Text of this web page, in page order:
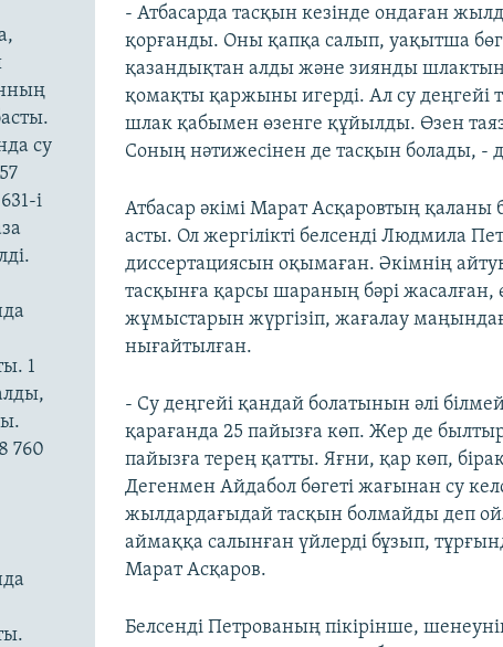
су
і
1
760
- Атбасарда тасқын кезінде ондаған
қорғанды. Оны қапқа салып, уақытша
қазандықтан алды және зиянды
қомақты қаржыны игерді. Ал су деңгейі
шлак қабымен өзенге құйылды. Өзен
Соның нәтижесінен де тасқын болады, -
Атбасар әкімі Марат Асқаровтың
асты. Ол жергілікті белсенді Людмила
диссертациясын оқымаған. Әкімнің
тасқынға қарсы шараның бәрі жасалған,
жұмыстарын жүргізіп, жағалау
нығайтылған.
- Су деңгейі қандай болатынын әлі
қарағанда 25 пайызға көп. Жер де
пайызға терең қатты. Яғни, қар көп,
Дегенмен Айдабол бөгеті жағынан су
жылдардағыдай тасқын болмайды деп
аймаққа салынған үйлерді бұзып,
Марат Асқаров.
Белсенді Петрованың пікірінше,